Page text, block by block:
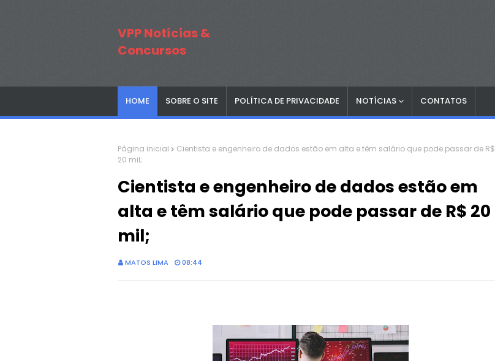
VPP Notícias &
Concursos
HOME SOBRE O SITE POLÍTICA DE PRIVACIDADE NOTÍCIAS CONTATOS
Página inicial
Cientista e engenheiro de dados estão em alta e têm salário que pode passar de R$
20 mil;
Cientista e engenheiro de dados estão em
alta e têm salário que pode passar de R$ 20
mil;
MATOS LIMA 08:44